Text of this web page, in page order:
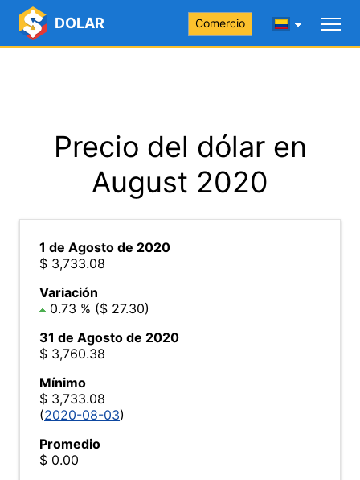
DOLAR Comercio
Precio del dólar en
August 2020
1 de Agosto de 2020
$ 3,733.08
Variación
0.73 % ($ 27.30)
31 de Agosto de 2020
$ 3,760.38
Mínimo
$ 3,733.08
(2020-08-03)
Promedio
$ 0.00